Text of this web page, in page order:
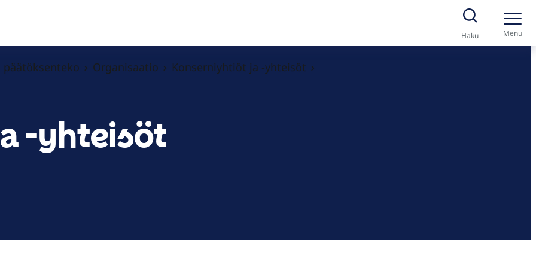
Haku Menu
päätöksenteko Organisaatio Konserniyhtiöt ja -yhteisöt
-yhteisöt